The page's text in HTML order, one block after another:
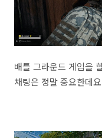
배틀 그라운드 게임을
채팅은 정말 중요한데